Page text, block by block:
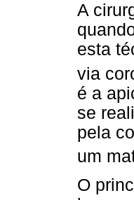
A
esta
via
é a
se
pela
um
O